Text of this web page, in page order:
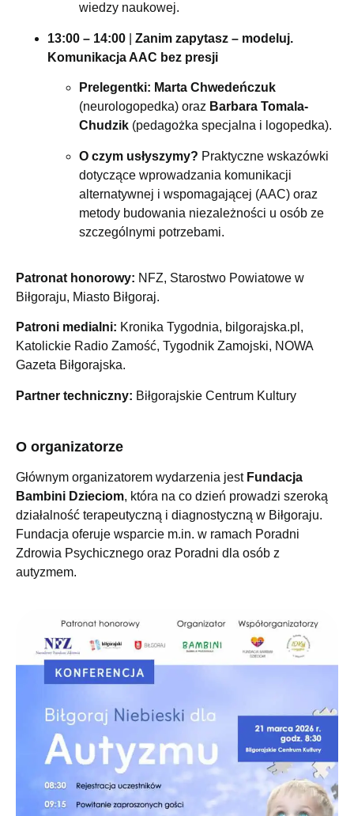
wiedzy naukowej.
13:00 – 14:00
Zanim zapytasz – modeluj.
Komunikacja AAC bez presji
Prelegentki: Marta Chwedeńczuk
(neurologopedka) oraz Barbara Tomala-
Chudzik (pedagożka specjalna i logopedka).
O czym usłyszymy? Praktyczne wskazówki
dotyczące wprowadzania komunikacji
alternatywnej i wspomagającej (AAC) oraz
metody budowania niezależności u osób ze
szczególnymi potrzebami.
Patronat honorowy: NFZ, Starostwo Powiatowe w
Biłgoraju, Miasto Biłgoraj.
Patroni medialni: Kronika Tygodnia, bilgorajska.pl,
Katolickie Radio Zamość, Tygodnik Zamojski, NOWA
Gazeta Biłgorajska.
Partner techniczny: Biłgorajskie Centrum Kultury
O organizatorze
Głównym organizatorem wydarzenia jest Fundacja
Bambini Dzieciom, która na co dzień prowadzi szeroką
działalność terapeutyczną i diagnostyczną w Biłgoraju.
Fundacja oferuje wsparcie m.in. w ramach Poradni
Zdrowia Psychicznego oraz Poradni dla osób z
autyzmem.